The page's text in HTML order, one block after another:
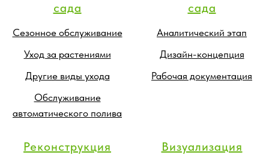
сада
Сезонное обслуживание
Уход за растениями
Другие виды ухода
Обслуживание
автоматического полива
сада
Аналитический этап
Дизайн-концепция
Рабочая документация
Реконструкция
Визуализация